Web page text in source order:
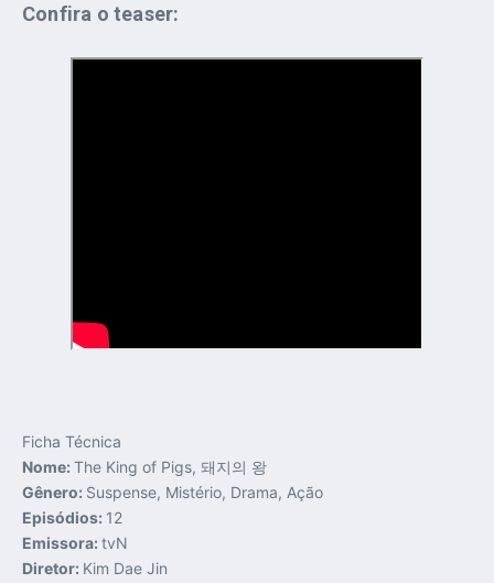
Confira o teaser:
Ficha Técnica
Nome: The King of Pigs, 돼지의 왕
Gênero: Suspense, Mistério, Drama, Ação
Episódios: 12
Emissora: tvN
Diretor: Kim Dae Jin